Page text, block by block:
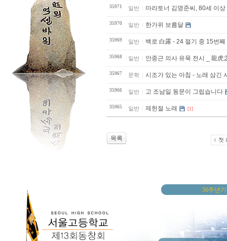
35971 일반 마라토너 김명준씨, 80세 이
35970 일반 한가위 보름달
35969 일반 백로 白露 - 24 절기 중 15번째
35968 일반 안중근 의사 유묵 전시 _ 龍虎
35967 문학 시조가 있는 아침 - 노래 삼긴
35966 일반 고 조남일 동문이 그립습니다
35965 일반 제헌절 노래 [1]
목록 첫
50주년